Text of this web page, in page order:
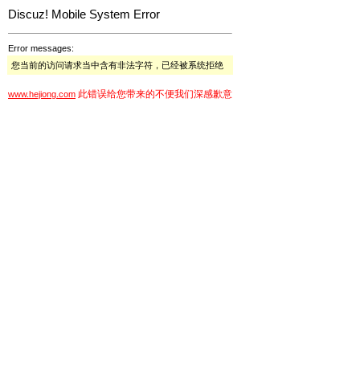
Discuz! Mobile System Error
Error messages:
您当前的访问请求当中含有非法字符，已经被系统拒绝
www.hejiong.com 此错误给您带来的不便我们深感歉意